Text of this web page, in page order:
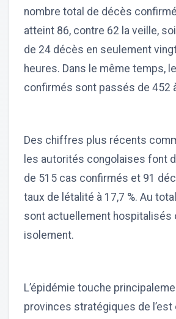
nombre total de décès
atteint 86, contre 62 la veille,
de 24 décès en seulement
heures. Dans le même temps,
confirmés sont passés de 452
Des chiffres plus récents
les autorités congolaises font
de 515 cas confirmés et 91
taux de létalité à 17,7 %. Au
sont actuellement hospitalisés
isolement.
L’épidémie touche
provinces stratégiques de l’est